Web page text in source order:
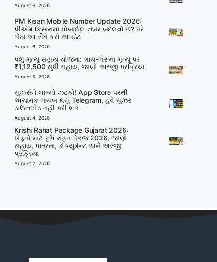
August 6, 2026
PM Kisan Mobile Number Update 2026:
પીએમ કિસાનમાં મોબાઈલ નંબર બદલવો છે? ઘરે
બેઠા આ રીતે કરો અપડેટ
August 6, 2026
પશુ મૃત્યુ સહાય યોજના: ગાય-ભેંસના મૃત્યુ પર
₹1,12,500 સુધી સહાય, જાણો અરજી પ્રક્રિયા
August 5, 2026
યુઝર્સને લાગ્યો ઝટકો! App Store પરથી
અચાનક ગાયબ થયું Telegram, હવે યુઝર
ડાઉનલોડ નહીં કરી શકે
August 4, 2026
Krishi Rahat Package Gujarat 2026:
ખેડૂતો માટે કૃષિ રાહત પેકેજ 2026, જાણો
સહાય, પાત્રતા, ડોક્યુમેન્ટ અને અરજી
પ્રક્રિયા
August 2, 2026